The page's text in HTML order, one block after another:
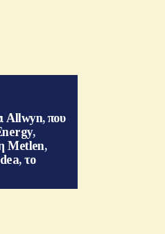
Allwyn, που
Metlen,
το